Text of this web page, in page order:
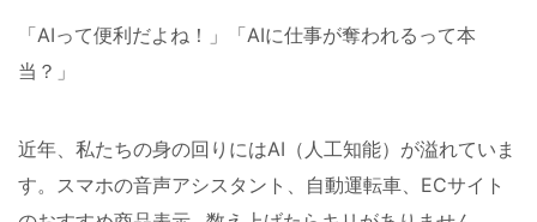
「AIって便利だよね！」「AIに仕事が奪われるって本
当？」
近年、私たちの身の回りにはAI（人工知能）が溢れていま
す。スマホの音声アシスタント、自動運転車、ECサイト